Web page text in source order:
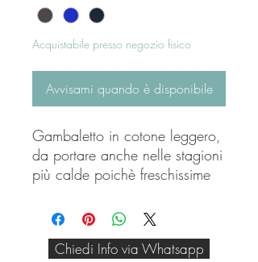
Acquistabile presso negozio fisico
Avvisami quando è disponibile
Gambaletto in cotone leggero,
da portare anche nelle stagioni
più calde poichè freschissime
Molto bella per spezzare dei
blazer monocolore o per
rendere divertente il tuo
Chiedi Info via Whatsapp